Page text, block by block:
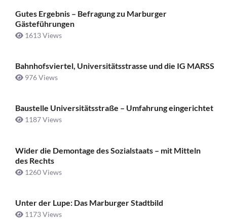
Gutes Ergebnis – Befragung zu Marburger
Gästeführungen
1613 Views
Bahnhofsviertel, Universitätsstrasse und die IG MARSS
976 Views
Baustelle Universitätsstraße ­– Umfahrung eingerichtet
1187 Views
Wider die Demontage des Sozialstaats – mit Mitteln
des Rechts
1260 Views
Unter der Lupe: Das Marburger Stadtbild
1173 Views